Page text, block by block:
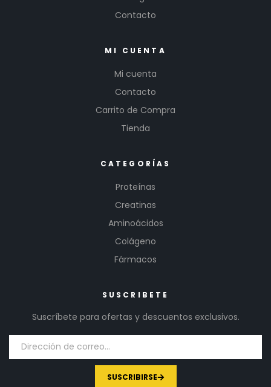
Contacto
MI CUENTA
Mi cuenta
Contacto
Carrito de Compra
Tienda
CATEGORÍAS
Proteínas
Creatinas
Aminoácidos
Colágeno
Fármacos
SUSCRIBETE
Suscríbete para ofertas y descuentos exclusivos.
SUSCRIBIRSE